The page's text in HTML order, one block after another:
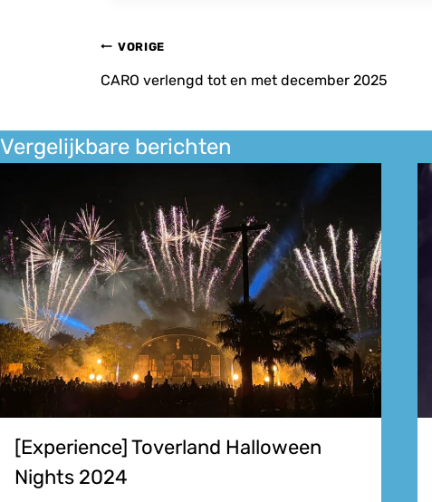
Bericht
navigatie
VORIGE
CARO verlengd tot en met december 2025
Vergelijkbare berichten
[Experience] Toverland Halloween
Nights 2024